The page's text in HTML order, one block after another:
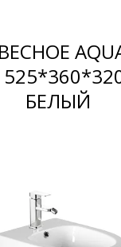
ванных
БЕЛЫЙ